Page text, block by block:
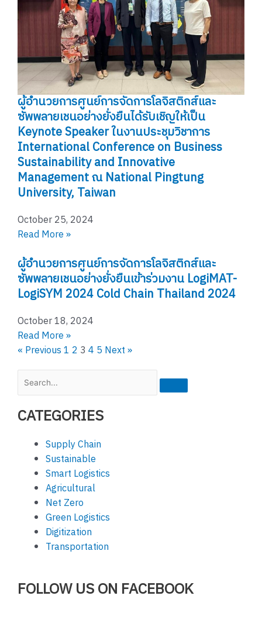
ผู้อำนวยการศูนย์การจัดการโลจิสติกส์และ
ซัพพลายเชนอย่างยั่งยืนได้รับเชิญให้เป็น
Keynote Speaker ในงานประชุมวิชาการ
International Conference on Business
Sustainability and Innovative
Management ณ National Pingtung
University, Taiwan
October 25, 2024
Read More »
ผู้อำนวยการศูนย์การจัดการโลจิสติกส์และ
ซัพพลายเชนอย่างยั่งยืนเข้าร่วมงาน LogiMAT-
LogiSYM 2024 Cold Chain Thailand 2024
October 18, 2024
Read More »
« Previous1 2 3 4 5 Next »
rCATEGORIES
Supply Chain
Sustainable
Smart Logistics
Agricultural
Net Zero
Green Logistics
Digitization
Transportation
FOLLOW US ON FACEBOOK